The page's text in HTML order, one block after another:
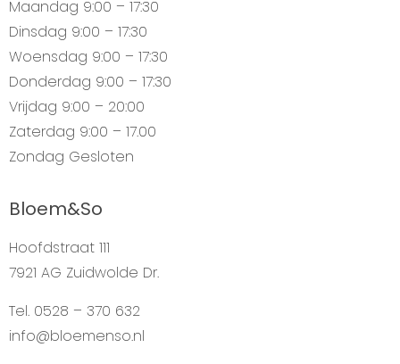
Maandag 9:00 – 17:30
Dinsdag 9:00 – 17:30
Woensdag 9:00 – 17:30
Donderdag 9:00 – 17:30
Vrijdag 9:00 – 20:00
Zaterdag 9:00 – 17.00
Zondag Gesloten
Bloem&So
Hoofdstraat 111
7921 AG Zuidwolde Dr.
Tel. 0528 – 370 632
info@bloemenso.nl